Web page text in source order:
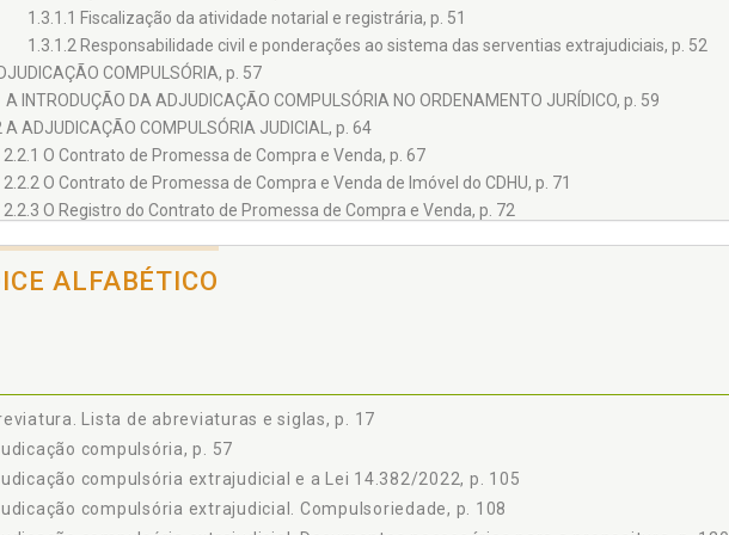
1.3.1.1 Fiscalização da atividade notarial e registrária, p. 51
1.3.1.2 Responsabilidade civil e ponderações ao sistema das serventias extrajudiciais, p. 52
COMPULSÓRIA, p. 57
A INTRODUÇÃO DA ADJUDICAÇÃO COMPULSÓRIA NO ORDENAMENTO JURÍDICO, p. 59
A ADJUDICAÇÃO COMPULSÓRIA JUDICIAL, p. 64
2.2.1 O Contrato de Promessa de Compra e Venda, p. 67
2.2.2 O Contrato de Promessa de Compra e Venda de Imóvel do CDHU, p. 71
2.2.3 O Registro do Contrato de Promessa de Compra e Venda, p. 72
2.2.5 Legitimidade das Partes, p. 76
2.2.5.1 Legitimidade e o direito de preferência, p. 77
2.2.9 O Inadimplemento Contratual pelo Promitente Comprador, p. 84
2.2.10 A Cláusula de Arrependimento e a Adjudicação Compulsória, p. 86
COMPARADA, p. 89
PORTUGAL, p. 91
ALFABÉTICO
Lista de abreviaturas e siglas, p. 17
compulsória, p. 57
compulsória extrajudicial e a Lei 14.382/2022, p. 105
compulsória extrajudicial. Compulsoriedade, p. 108